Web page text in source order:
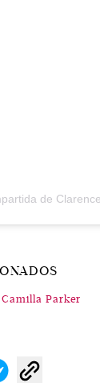
de
Camilla Parker